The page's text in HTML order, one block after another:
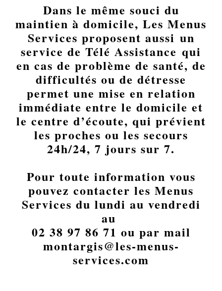
Dans le même souci du
maintien à domicile, Les Menus
Services proposent aussi un
service de Télé Assistance qui
en cas de problème de santé, de
difficultés ou de détresse
permet une mise en relation
immédiate entre le domicile et
le centre d’écoute, qui prévient
les proches ou les secours
24h/24, 7 jours sur 7.
Pour toute information vous
pouvez contacter les Menus
Services du lundi au vendredi
au
02 38 97 86 71 ou par mail
montargis@les-menus-
services.com